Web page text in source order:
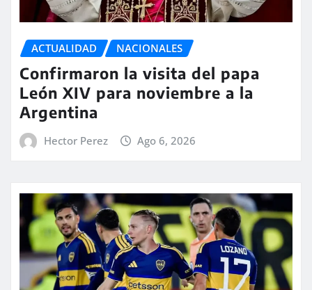
ACTUALIDAD NACIONALES
Confirmaron la visita del papa
León XIV para noviembre a la
Argentina
Hector Perez Ago 6, 2026